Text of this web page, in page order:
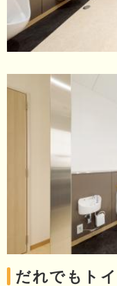
だれでもト